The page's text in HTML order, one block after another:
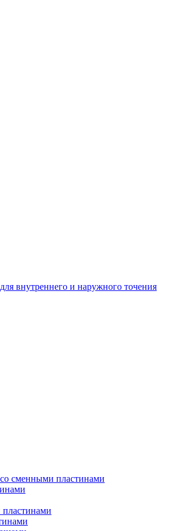
внутреннего и наружного точения
сменными пластинами